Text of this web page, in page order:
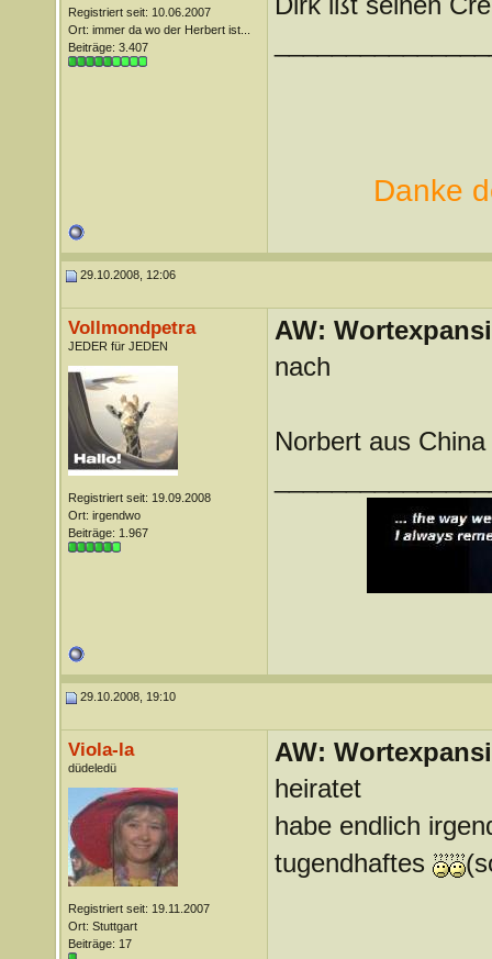
Registriert seit: 10.06.2007
Ort: immer da wo der Herbert ist...
Beiträge: 3.407
Danke
29.10.2008, 12:06
Vollmondpetra
JEDER für JEDEN
Registriert seit: 19.09.2008
Ort: irgendwo
Beiträge: 1.967
AW:
nach
Norbert aus
29.10.2008, 19:10
Viola-la
düdeledü
Registriert seit: 19.11.2007
Ort: Stuttgart
Beiträge: 17
AW:
heiratet
habe endlich
tugendhaftes